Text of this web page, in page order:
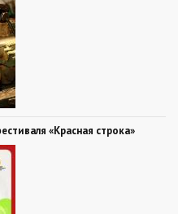
«Красная строка»